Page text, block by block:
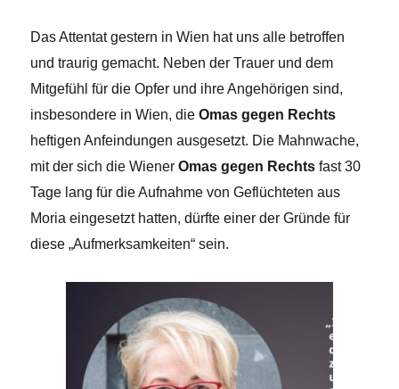
Das Attentat gestern in Wien hat uns alle betroffen
und traurig gemacht. Neben der Trauer und dem
Mitgefühl für die Opfer und ihre Angehörigen sind,
insbesondere in Wien, dieOmas gegen Rechts
heftigen Anfeindungen ausgesetzt. Die Mahnwache,
mit der sich die WienerOmas gegen Rechts fast 30
Tage lang für die Aufnahme von Geflüchteten aus
Moria eingesetzt hatten, dürfte einer der Gründe für
diese „Aufmerksamkeiten“ sein.